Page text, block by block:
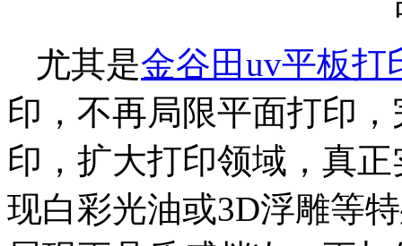
尤其是金谷田uv平板打
印，不再局限平面打印
印，扩大打印领域，真
现白彩光油或3D浮雕等